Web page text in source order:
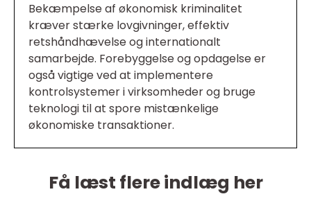
Bekæmpelse af økonomisk kriminalitet
kræver stærke lovgivninger, effektiv
retshåndhævelse og internationalt
samarbejde. Forebyggelse og opdagelse er
også vigtige ved at implementere
kontrolsystemer i virksomheder og bruge
teknologi til at spore mistænkelige
økonomiske transaktioner.
Få læst flere indlæg her